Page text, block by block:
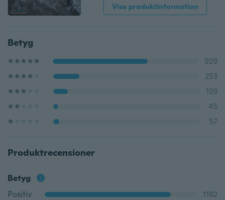
Visa produktinformation
Betyg
929
253
139
45
57
Produktrecensioner
Betyg
Positiv
1182